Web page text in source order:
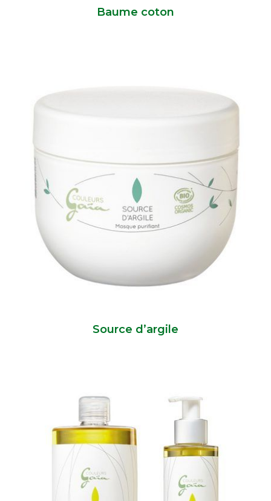
Baume coton
Source d’argile